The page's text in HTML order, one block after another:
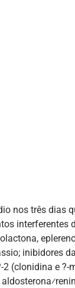
nos três dias
interferentes
inibidores
(clonidina e